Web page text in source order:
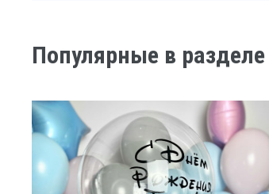
Популярные в разделе